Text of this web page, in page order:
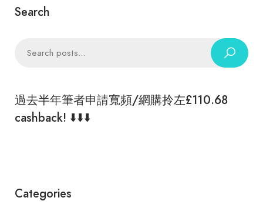
Search
過去半年筆者申請寬頻/網購拎左£110.68
cashback! ⬇️⬇️⬇️
Categories